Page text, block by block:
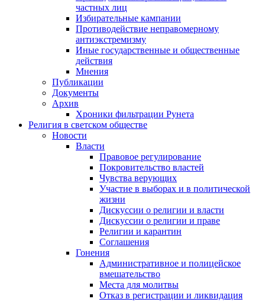
частных лиц
Избирательные кампании
Противодействие неправомерному
антиэкстремизму
Иные государственные и общественные
действия
Мнения
Публикации
Документы
Архив
Хроники фильтрации Рунета
Религия в светском обществе
Новости
Власти
Правовое регулирование
Покровительство властей
Чувства верующих
Участие в выборах и в политической
жизни
Дискуссии о религии и власти
Дискуссии о религии и праве
Религии и карантин
Соглашения
Гонения
Административное и полицейское
вмешательство
Места для молитвы
Отказ в регистрации и ликвидация